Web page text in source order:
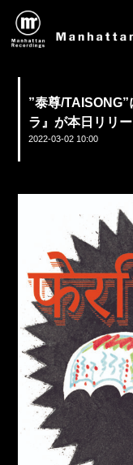
”泰尊/
ラ』が本日リリ
2022-03-02 10:00